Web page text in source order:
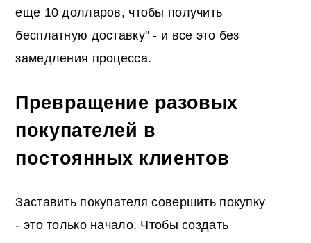
еще 10 долларов, чтобы получить
бесплатную доставку" - и все это без
замедления процесса.
Превращение разовых
покупателей в
постоянных клиентов
Заставить покупателя совершить покупку
- это только начало. Чтобы создать